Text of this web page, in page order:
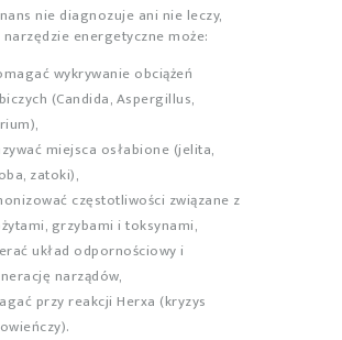
nie diagnozuje ani nie leczy,
energetyczne może:
wykrywanie obciążeń
(Candida, Aspergillus,
miejsca osłabione (jelita,
zatoki),
częstotliwości związane z
grzybami i toksynami,
układ odpornościowy i
narządów,
przy reakcji Herxa (kryzys